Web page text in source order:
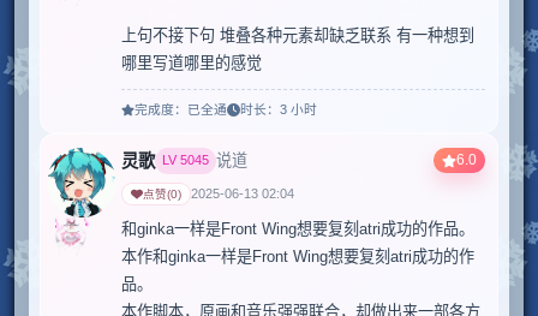
上句不接下句 堆叠各种元素却缺乏联系 有一种想到
哪里写道哪里的感觉
完成度： 已全通 时长： 3 小时
6.0
灵歌 LV5045 说道
点赞(0) 2025-06-13 02:04
和ginka一样是Front Wing想要复刻atri成功的作品。
本作和ginka一样是Front Wing想要复刻atri成功的作
品。
本作脚本，原画和音乐强强联合，却做出来一部各方